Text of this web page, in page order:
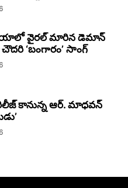
వైరల్ మారిన డెమాన్
‘బంగారం’ సాంగ్
రిలీజ్ కానున్న ఆర్‌. మాధవన్‌